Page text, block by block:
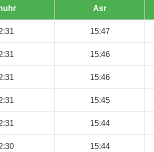
Asr
15:47
15:46
15:46
15:45
15:44
15:44